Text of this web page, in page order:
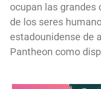
ocupan las grandes
de los seres
estadounidense de
Pantheon como